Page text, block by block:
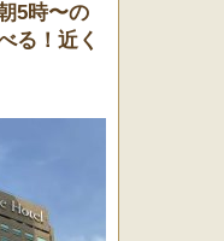
5時〜の
る！近く